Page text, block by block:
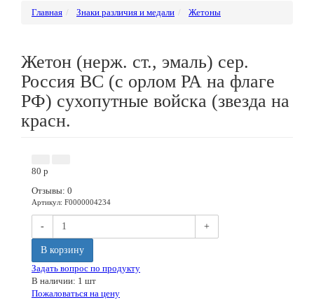
Главная Знаки различия и медали Жетоны
Жетон (нерж. ст., эмаль) сер.
Россия ВС (с орлом РА на флаге
РФ) сухопутные войска (звезда на
красн.
80 p
Отзывы: 0
Артикул: F0000004234
- +
В корзину
Задать вопрос по продукту
В наличии: 1 шт
Пожаловаться на цену